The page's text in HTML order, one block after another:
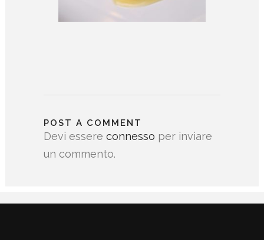
POST A COMMENT
Devi essere connesso per inviare
un commento.